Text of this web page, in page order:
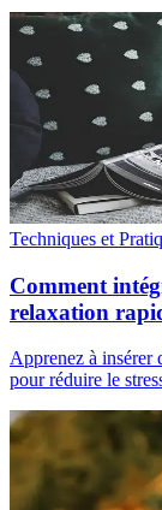
Techniques et
Comment
relaxation
Apprenez à insérer
pour réduire le